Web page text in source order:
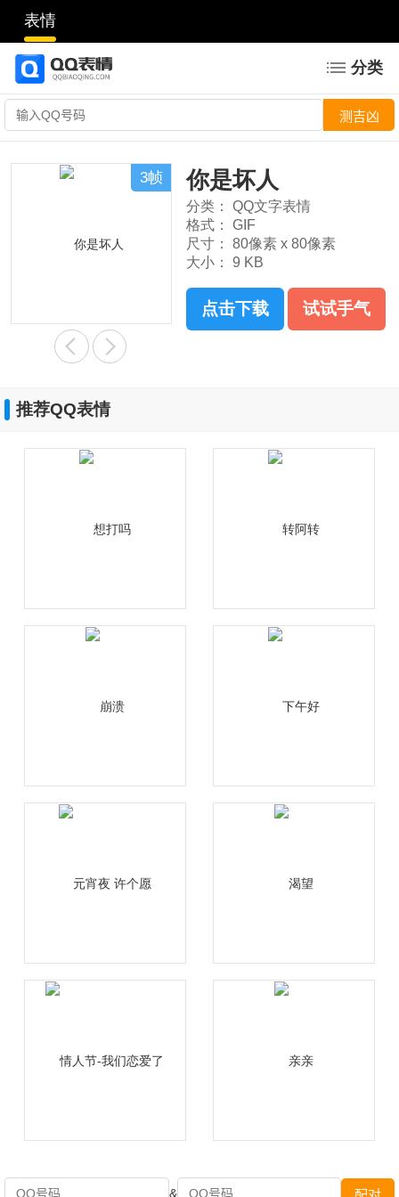
表情
分类
3帧 你是坏人
分类：
QQ文字表情
格式：
GIF
尺寸：
80像素 x 80像素
大小：
9 KB
点击下载 试试手气
推荐QQ表情